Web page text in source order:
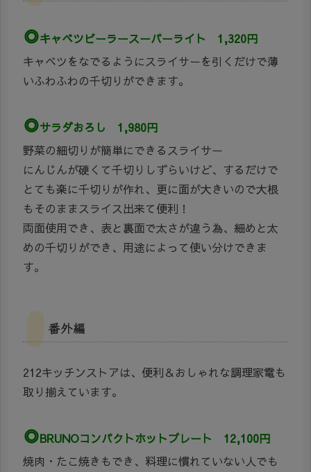
◎キャベツピーラースーパーライト 1,320円
キャベツをなでるようにスライサーを引くだけで薄
いふわふわの千切りができます。
◎サラダおろし 1,980円
野菜の細切りが簡単にできるスライサー
にんじんが硬くて千切りしずらいけど、するだけで
とても楽に千切りが作れ、更に面が大きいので大根
もそのままスライス出来て便利！
両面使用でき、表と裏面で太さが違う為、細めと太
めの千切りができ、用途によって使い分けできま
す。
番外編
212キッチンストアは、便利＆おしゃれな調理家電も
取り揃えています。
◎BRUNOコンパクトホットプレート 12,100円
焼肉・たこ焼きもでき、料理に慣れていない人でも